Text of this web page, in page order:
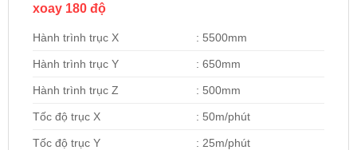
xoay 180 độ
Hành trình trục X : 5500mm
Hành trình trục Y : 650mm
Hành trình trục Z : 500mm
Tốc độ trục X : 50m/phút
Tốc độ trục Y : 25m/phút